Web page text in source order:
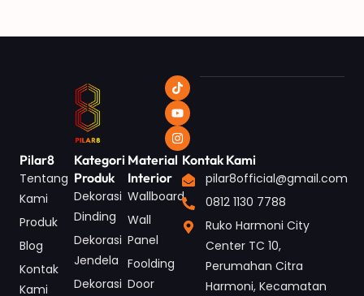
Pilar8
Tentang
Kami
Produk
Blog
Kontak
Kami
Kategori
Produk
Dekorasi
Dinding
Dekorasi
Jendela
Dekorasi
Material
Interior
Wallboard
Wall
Panel
Foolding
Door
Kontak Kami
pilar8official@gmail.com
0812 1130 7788
Ruko Harmoni City
Center TC 10,
Perumahan Citra
Harmoni, Kecamatan